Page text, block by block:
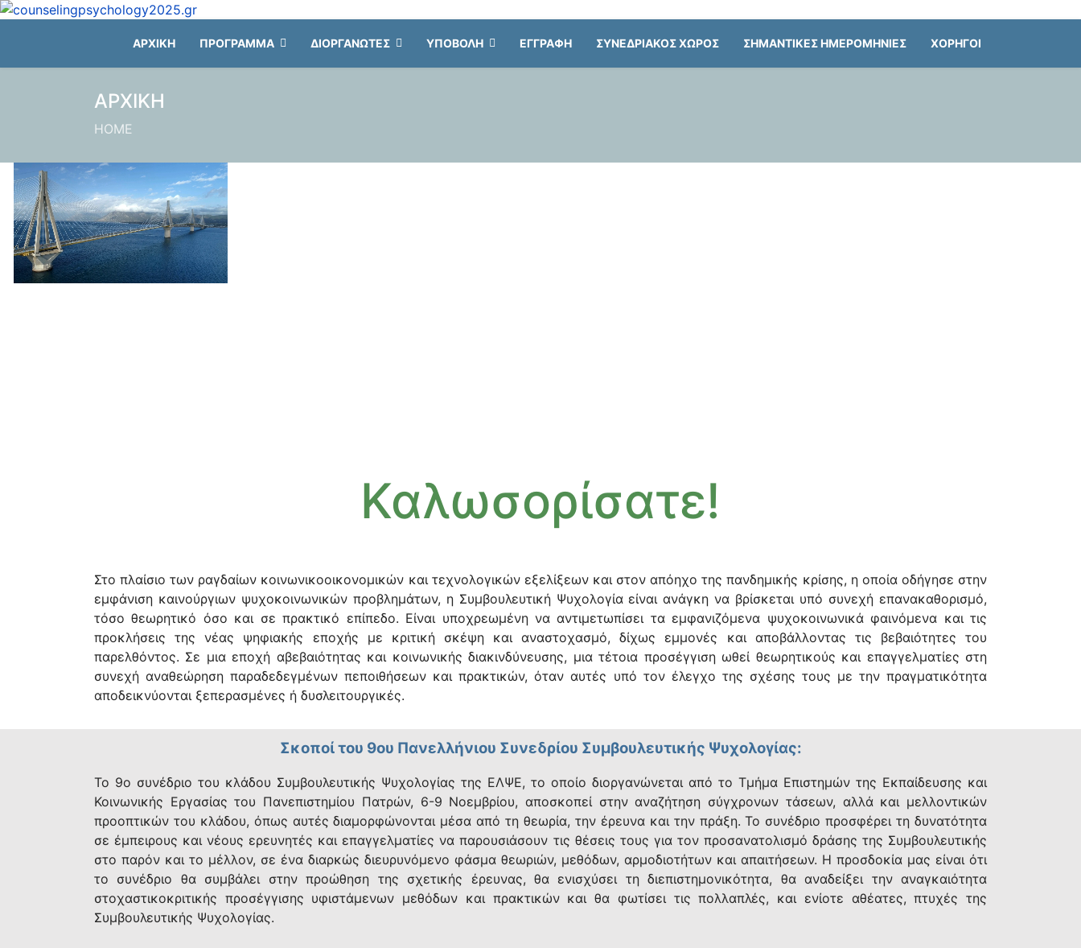
ΑΡΧΙΚΗ ΠΡΟΓΡΑΜΜΑ ΔΙΟΡΓΑΝΩΤΕΣ ΥΠΟΒΟΛΗ ΕΓΓΡΑΦΗ ΣΥΝΕΔΡΙΑΚΟΣ ΧΩΡΟΣ ΣΗΜΑΝΤΙΚΕΣ ΗΜΕΡΟΜΗΝΙΕΣ ΧΟΡΗΓΟΙ
ΑΡΧΙΚΗ
HOME
Καλωσορίσατε!
Στο πλαίσιο των ραγδαίων κοινωνικοοικονομικών και τεχνολογικών εξελίξεων και στον απόηχο της πανδημικής κρίσης, η οποία οδήγησε στην
εμφάνιση καινούργιων ψυχοκοινωνικών προβλημάτων, η Συμβουλευτική Ψυχολογία είναι ανάγκη να βρίσκεται υπό συνεχή επανακαθορισμό,
τόσο θεωρητικό όσο και σε πρακτικό επίπεδο. Είναι υποχρεωμένη να αντιμετωπίσει τα εμφανιζόμενα ψυχοκοινωνικά φαινόμενα και τις
προκλήσεις της νέας ψηφιακής εποχής με κριτική σκέψη και αναστοχασμό, δίχως εμμονές και αποβάλλοντας τις βεβαιότητες του
παρελθόντος. Σε μια εποχή αβεβαιότητας και κοινωνικής διακινδύνευσης, μια τέτοια προσέγγιση ωθεί θεωρητικούς και επαγγελματίες στη
συνεχή αναθεώρηση παραδεδεγμένων πεποιθήσεων και πρακτικών, όταν αυτές υπό τον έλεγχο της σχέσης τους με την πραγματικότητα
αποδεικνύονται ξεπερασμένες ή δυσλειτουργικές.
Σκοποί του 9ου Πανελλήνιου Συνεδρίου Συμβουλευτικής Ψυχολογίας:
Το 9ο συνέδριο του κλάδου Συμβουλευτικής Ψυχολογίας της ΕΛΨΕ, το οποίο διοργανώνεται από το Τμήμα Επιστημών της Εκπαίδευσης και
Κοινωνικής Εργασίας του Πανεπιστημίου Πατρών, 6-9 Νοεμβρίου, αποσκοπεί στην αναζήτηση σύγχρονων τάσεων, αλλά και μελλοντικών
προοπτικών του κλάδου, όπως αυτές διαμορφώνονται μέσα από τη θεωρία, την έρευνα και την πράξη. Το συνέδριο προσφέρει τη δυνατότητα
σε έμπειρους και νέους ερευνητές και επαγγελματίες να παρουσιάσουν τις θέσεις τους για τον προσανατολισμό δράσης της Συμβουλευτικής
στο παρόν και το μέλλον, σε ένα διαρκώς διευρυνόμενο φάσμα θεωριών, μεθόδων, αρμοδιοτήτων και απαιτήσεων. Η προσδοκία μας είναι ότι
το συνέδριο θα συμβάλει στην προώθηση της σχετικής έρευνας, θα ενισχύσει τη διεπιστημονικότητα, θα αναδείξει την αναγκαιότητα
στοχαστικοκριτικής προσέγγισης υφιστάμενων μεθόδων και πρακτικών και θα φωτίσει τις πολλαπλές, και ενίοτε αθέατες, πτυχές της
Συμβουλευτικής Ψυχολογίας.